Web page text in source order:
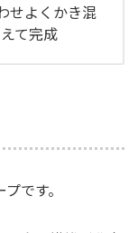
せよくかき混
て完成
です。